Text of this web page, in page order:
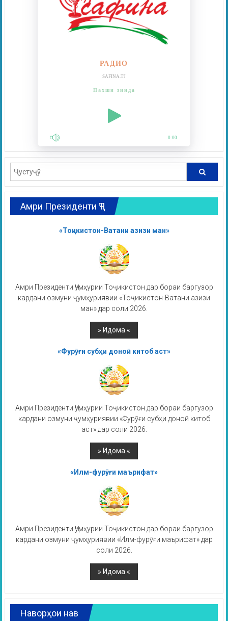
РАДИО
SAFINA.TJ
Пахши зинда
0:00
Амри Президенти ҶТ
«Тоҷикистон-Ватани азизи ман»
Амри Президенти Ҷумҳурии Тоҷикистон дар бораи баргузор
кардани озмуни ҷумҳуриявии «Тоҷикистон-Ватани азизи
ман» дар соли 2026.
«Фурӯғи субҳи доноӣ китоб аст»
Амри Президенти Ҷумҳурии Тоҷикистон дар бораи баргузор
кардани озмуни ҷумҳуриявии «Фурӯғи субҳи доноӣ китоб
аст» дар соли 2026.
«Илм-фурӯғи маърифат»
Амри Президенти Ҷумҳурии Тоҷикистон дар бораи баргузор
кардани озмуни ҷумҳуриявии «Илм-фурӯғи маърифат» дар
соли 2026.
Наворҳои нав